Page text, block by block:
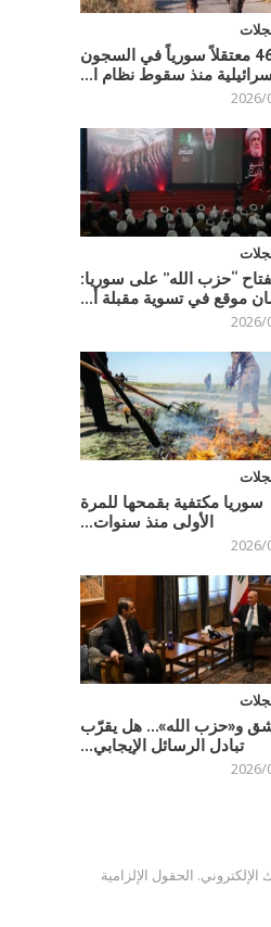
46 معتقلاً سورياً في السجون
منذ سقوط نظام ا...
2026/
“حزب الله” على سوريا:
موقع في تسوية مقبلة أ...
2026/
سوريا مكتفية بقمحها للمرة
الأولى منذ سنوات...
2026/
و«حزب الله»… هل يقرّب
تبادل الرسائل الإيجابي...
2026/
الحقول الإلزامية